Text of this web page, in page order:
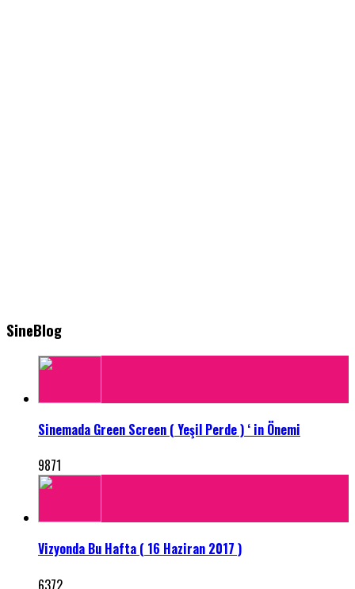
SineBlog
Sinemada Green Screen ( Yeşil Perde ) ‘ in Önemi
9871
Vizyonda Bu Hafta ( 16 Haziran 2017 )
6372